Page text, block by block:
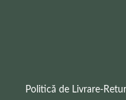
Politică de Livrare-